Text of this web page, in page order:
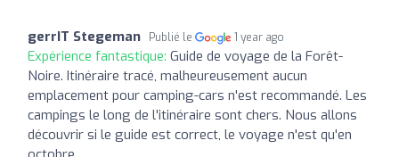
gerrIT Stegeman Publié le 1 year ago
Expérience fantastique: Guide de voyage de la Forêt-
Noire. Itinéraire tracé, malheureusement aucun
emplacement pour camping-cars n'est recommandé. Les
campings le long de l'itinéraire sont chers. Nous allons
découvrir si le guide est correct, le voyage n'est qu'en